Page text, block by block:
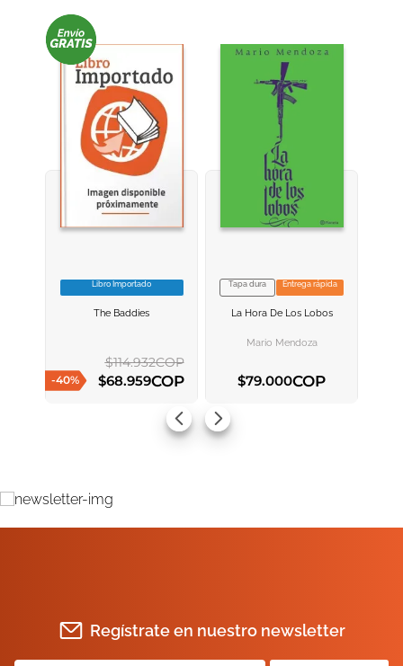
VER INFORMACION
Libro Importado
The Baddies
-40%
$114.932COP
$68.959COP
VER INFORMACION
Tapa dura Entrega rápida
La Hora De Los Lobos
Mario Mendoza
$79.000COP
Regístrate en nuestro newsletter